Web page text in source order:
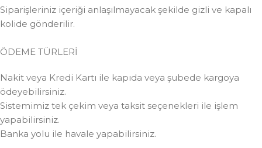
Siparişleriniz içeriği anlaşılmayacak şekilde gizli ve kapalı
kolide gönderilir.
ÖDEME TÜRLERİ
Nakit veya Kredi Kartı ile kapıda veya şubede kargoya
ödeyebilirsiniz.
Sistemimiz tek çekim veya taksit seçenekleri ile işlem
yapabilirsiniz.
Banka yolu ile havale yapabilirsiniz.